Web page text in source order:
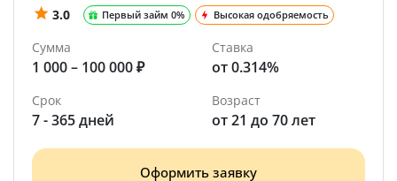
3.0 Первый займ 0% Высокая одобряемость
Сумма
1 000 – 100 000 ₽
Ставка
от 0.314%
Срок
7 - 365 дней
Возраст
от 21 до 70 лет
Оформить заявку